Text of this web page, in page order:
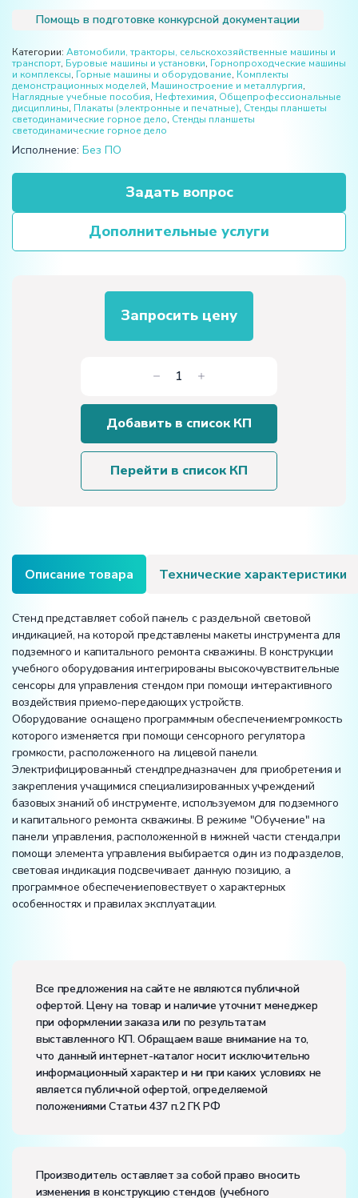
Помощь в подготовке конкурсной документации
Категории: Автомобили, тракторы, сельскохозяйственные машины и
транспорт, Буровые машины и установки, Горнопроходческие машины
и комплексы, Горные машины и оборудование, Комплекты
демонстрационных моделей, Машиностроение и металлургия,
Наглядные учебные пособия, Нефтехимия, Общепрофессиональные
дисциплины, Плакаты (электронные и печатные), Стенды планшеты
светодинамические горное дело, Стенды планшеты
светодинамические горное дело
Исполнение: Без ПО
Задать вопрос
Дополнительные услуги
Запросить цену
Количество
товара
«Инструмент
для
подземного
и
Добавить в список КП
Перейти в список КП
Описание товара Технические характеристики
Стенд представляет собой панель с раздельной световой
индикацией, на которой представлены макеты инструмента для
подземного и капитального ремонта скважины. В конструкции
учебного оборудования интегрированы высокочувствительные
сенсоры для управления стендом при помощи интерактивного
воздействия приемо-передающих устройств.
Оборудование оснащено программным обеспечениемгромкость
которого изменяется при помощи сенсорного регулятора
громкости, расположенного на лицевой панели.
Электрифицированный стендпредназначен для приобретения и
закрепления учащимися специализированных учреждений
базовых знаний об инструменте, используемом для подземного
и капитального ремонта скважины. В режиме "Обучение" на
панели управления, расположенной в нижней части стенда,при
помощи элемента управления выбирается один из подразделов,
световая индикация подсвечивает данную позицию, а
программное обеспечениеповествует о характерных
особенностях и правилах эксплуатации.
Потребляемая мощность, В·А:
Электропитание:
напряжение, В:
частота, Гц:50
Класс защиты от поражения электрическим током:
Диапазон рабочих температур, ˚С:
Влажность, %:
до 80
Все предложения на сайте не являются публичной
офертой. Цену на товар и наличие уточнит менеджер
при оформлении заказа или по результатам
выставленного КП. Обращаем ваше внимание на то,
что данный интернет-каталог носит исключительно
информационный характер и ни при каких условиях не
является публичной офертой, определяемой
положениями Статьи 437 п.2 ГК РФ
Производитель оставляет за собой право вносить
изменения в конструкцию стендов (учебного